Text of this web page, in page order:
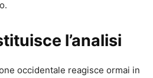
l’analisi
occidentale reagisce ormai in